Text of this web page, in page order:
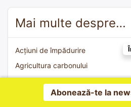
Mai multe despre…
Acțiuni de împădurire
Agricultura carbonului
De ce împădurim
Împăduri RomsilvaAbonează-te la